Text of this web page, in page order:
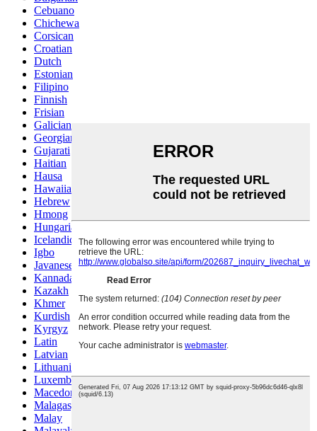
Cebuano
Chichewa
Corsican
Croatian
Dutch
Estonian
Filipino
Finnish
Frisian
Galician
Georgian
Gujarati
Haitian
Hausa
Hawaiian
Hebrew
Hmong
Hungarian
Icelandic
Igbo
Javanese
Kannada
Kazakh
Khmer
Kurdish
Kyrgyz
Latin
Latvian
Lithuanian
Luxembou..
Macedonian
Malagasy
Malay